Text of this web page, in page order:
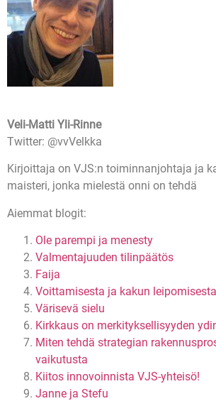
Veli-Matti Yli-Rinne
Twitter: @vvVelkka
Kirjoittaja on VJS:n toiminnanjohtaja ja
maisteri, jonka mielestä onni on tehdä
Aiemmat blogit:
Ole parempi ja menesty
Valmentajuuden tilinpäätös
Faija
Voittamisesta ja kakun leipomisesta
Värisevä sielu
Kirkkaus on merkityksellisyyden
Miten tehdä strategian
vaikutusta
Kiitos innovoinnista VJS-yhteisö!
Janne ja Stefu